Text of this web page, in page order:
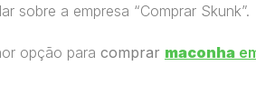
sobre a empresa “Comprar Skunk”.
opção para comprar maconha